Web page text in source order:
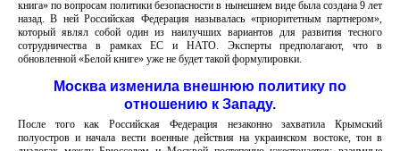
книга» по вопросам политики безопасности в нынешнем виде была создана 9 лет
назад. В ней Российская Федерация называлась «приоритетным партнером»,
который являл собой один из наилучших вариантов для развития тесного
сотрудничества в рамках ЕС и НАТО. Эксперты предполагают, что в
обновленной «Белой книге» уже не будет такой формулировки.
Москва изменила внешнюю политику по
отношению к Западу.
После того как Российская Федерация незаконно захватила Крымский
полуостров и начала вести военные действия на украинском востоке, тон в